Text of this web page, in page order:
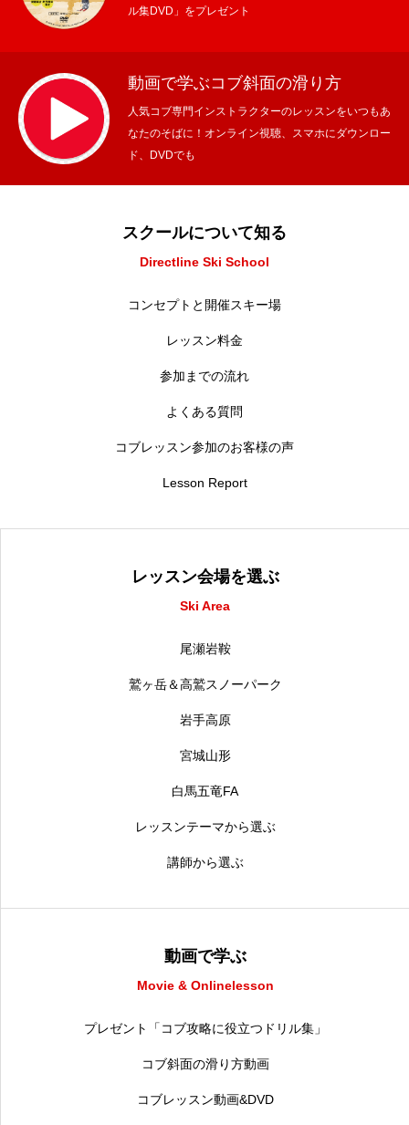
ル集DVD」をプレゼント
動画で学ぶコブ斜面の滑り方
人気コブ専門インストラクターのレッスンをいつもあ
なたのそばに！オンライン視聴、スマホにダウンロー
ド、DVDでも
スクールについて知る
Directline Ski School
コンセプトと開催スキー場
レッスン料金
参加までの流れ
よくある質問
コブレッスン参加のお客様の声
Lesson Report
レッスン会場を選ぶ
Ski Area
尾瀬岩鞍
鷲ヶ岳＆高鷲スノーパーク
岩手高原
宮城山形
白馬五竜FA
レッスンテーマから選ぶ
講師から選ぶ
動画で学ぶ
Movie & Onlinelesson
プレゼント「コブ攻略に役立つドリル集」
コブ斜面の滑り方動画
コブレッスン動画&DVD